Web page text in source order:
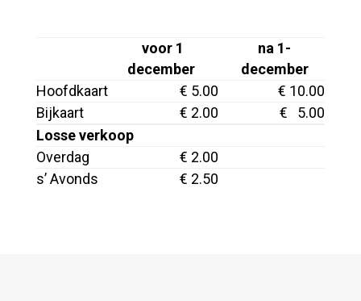
voor 1
december
na 1-
december
Hoofdkaart
€ 5.00
€ 10.00
Bijkaart
€ 2.00
€ 5.00
Losse verkoop
Overdag
€ 2.00
s’ Avonds
€ 2.50